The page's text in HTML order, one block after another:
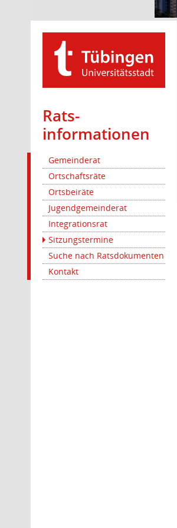
Rats­
informationen
Gemeinderat
Ortschaftsräte
Ortsbeiräte
Jugendgemeinderat
Integrationsrat
Sitzungstermine
Suche nach Ratsdokumenten
Kontakt